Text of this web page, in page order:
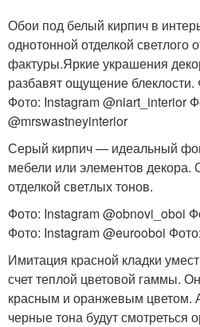
Обои под белый кирпич в
однотонной отделкой светлого
фактуры.Яркие украшения
разбавят ощущение
Фото: Instagram @niart_interior
@mrswastneyinterior
Серый кирпич — идеальный
мебели или элементов декора.
отделкой светлых тонов.
Фото: Instagram @obnovi_oboi
Фото: Instagram @eurooboi
Имитация красной кладки
счет теплой цветовой гаммы.
красным и оранжевым цветом.
черные тона будут смотреться